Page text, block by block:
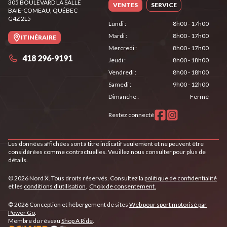
305 BOULEVARD LA SALLE
BAIE-COMEAU, QUÉBEC
G4Z 2L5
ITINÉRAIRE
418 296-9191
VENTES SERVICE
Lundi:
8h00 - 17h00
Mardi:
8h00 - 17h00
Mercredi:
8h00 - 17h00
Jeudi:
8h00 - 18h00
Vendredi:
8h00 - 18h00
Samedi:
9h00 - 12h00
Dimanche: Fermé
Restez connecté
Les données affichées sont à titre indicatif seulement et ne peuvent être
considérées comme contractuelles. Veuillez nous consulter pour plus de
détails.
© 2026 Nord X. Tous droits réservés. Consultez la politique de confidentialité
et les conditions d'utilisation. Choix de consentement.
© 2026 Conception et hébergement de sites Web pour sport motorisé par
Power Go.
Membre du réseau Shop A Ride.